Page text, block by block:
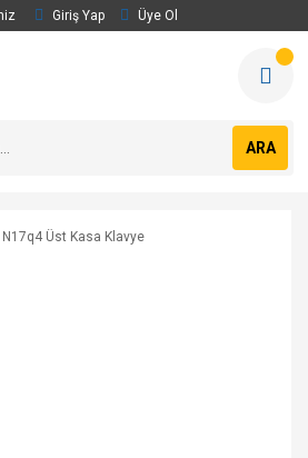
Giriş Yap Üye Ol
ARA